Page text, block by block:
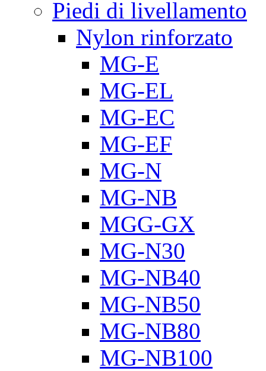
Piedi di livellamento
Nylon rinforzato
MG-E
MG-EL
MG-EC
MG-EF
MG-N
MG-NB
MGG-GX
MG-N30
MG-NB40
MG-NB50
MG-NB80
MG-NB100